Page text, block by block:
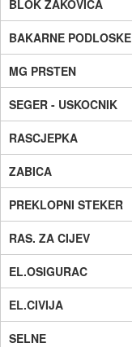
BLOK ZAKOVICA
BAKARNE PODLOSKE
MG PRSTEN
SEGER - USKOCNIK
RASCJEPKA
ZABICA
PREKLOPNI STEKER
RAS. ZA CIJEV
EL.OSIGURAC
EL.CIVIJA
SELNE